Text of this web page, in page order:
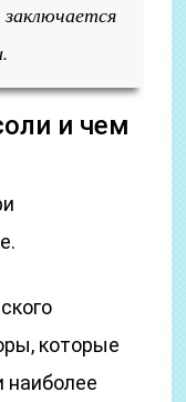
и чем
которые
наиболее